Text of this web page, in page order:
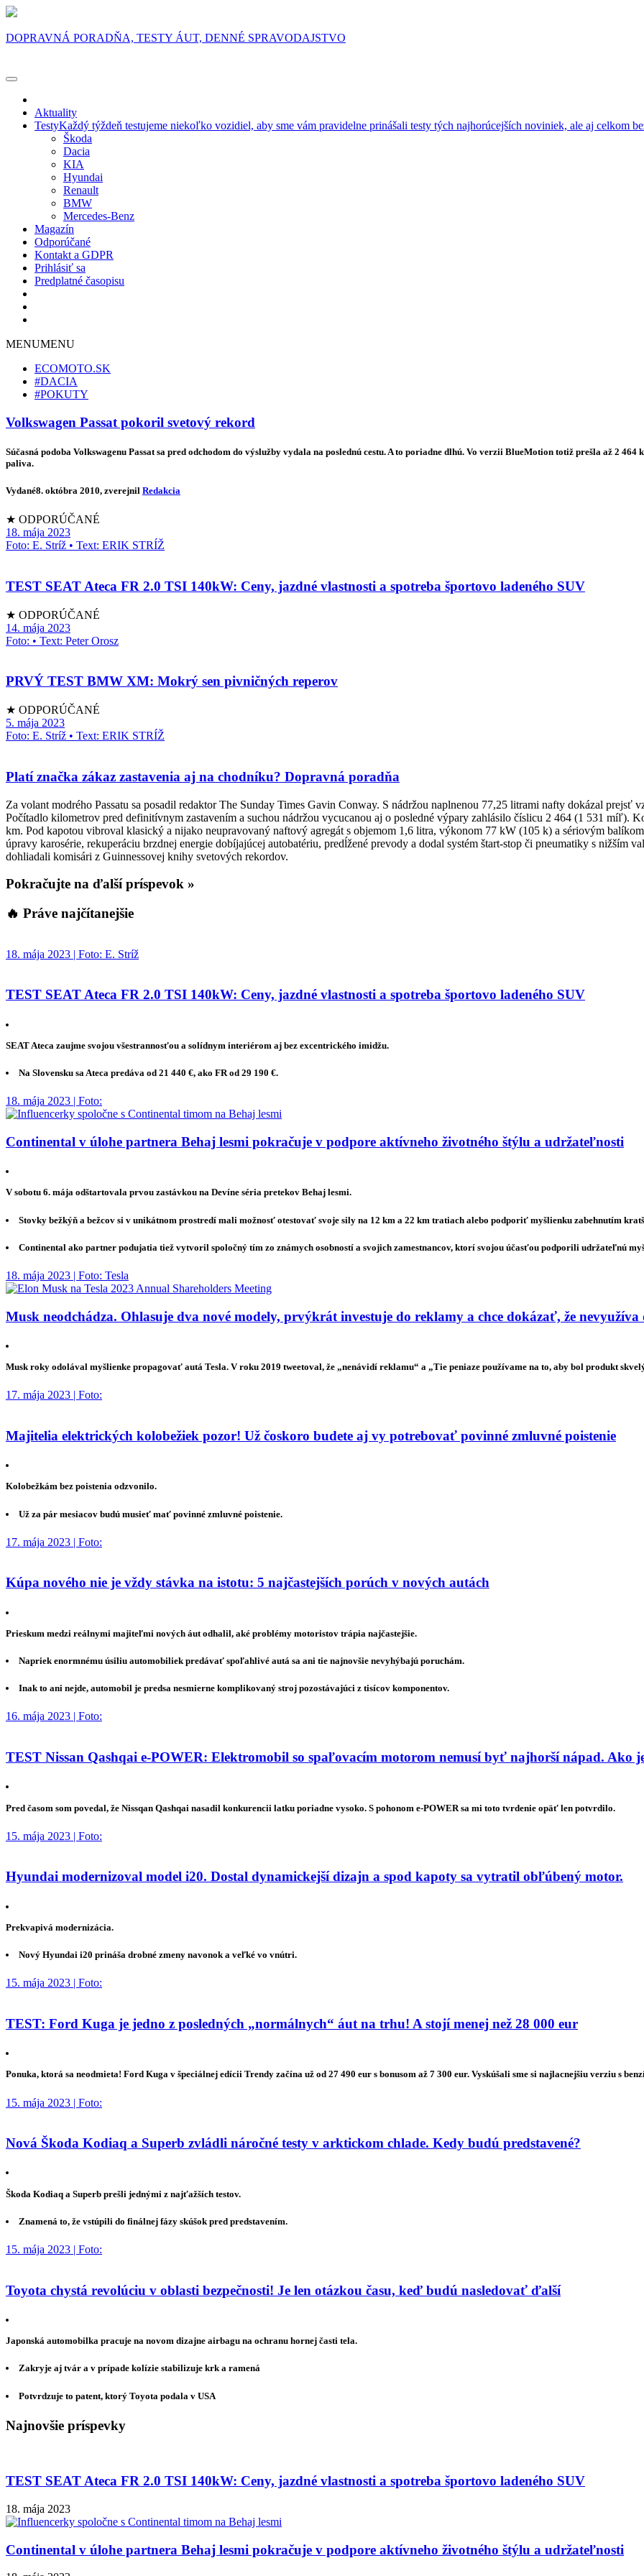
DOPRAVNÁ PORADŇA, TESTY ÁUT, DENNÉ SPRAVODAJSTVO
Aktuality
TestyKaždý týždeň testujeme niekoľko vozidiel, aby sme vám pravidelne prinášali testy tých najhorúcejších noviniek, ale aj celkom
Škoda
Dacia
KIA
Hyundai
Renault
BMW
Mercedes-Benz
Magazín
Odporúčané
Kontakt a GDPR
Prihlásiť sa
Predplatné časopisu
MENUMENU
ECOMOTO.SK
#DACIA
#POKUTY
Volkswagen Passat pokoril svetový rekord
Súčasná podoba Volkswagenu Passat sa pred odchodom do výslužby vydala na poslednú cestu. A to poriadne dlhú. Vo verzii BlueMotion totiž prešla až 2
paliva.
Vydané8. októbra 2010, zverejnil Redakcia
★ ODPORÚČANÉ
18. mája 2023
Foto: E. Stríž • Text: ERIK STRÍŽ
TEST SEAT Ateca FR 2.0 TSI 140kW: Ceny, jazdné vlastnosti a spotreba športovo ladeného SUV
★ ODPORÚČANÉ
14. mája 2023
Foto: • Text: Peter Orosz
PRVÝ TEST BMW XM: Mokrý sen pivničných reperov
★ ODPORÚČANÉ
5. mája 2023
Foto: E. Stríž • Text: ERIK STRÍŽ
Platí značka zákaz zastavenia aj na chodníku? Dopravná poradňa
Za volant modrého Passatu sa posadil redaktor The Sunday Times Gavin Conway. S nádržou naplnenou 77,25 litrami nafty dokázal prejsť
Počítadlo kilometrov pred definitívnym zastavením a suchou nádržou vycucanou aj o posledné výpary zahlásilo číslicu 2 464 (1 531 míľ).
km. Pod kapotou vibroval klasický a nijako neupravovaný naftový agregát s objemom 1,6 litra, výkonom 77 kW (105 k) a sériovým
úpravy karosérie, rekuperáciu brzdnej energie dobíjajúcej autobatériu, predĺžené prevody a dodal systém štart-stop či pneumatiky s nižším
dohliadali komisári z Guinnessovej knihy svetových rekordov.
Pokračujte na ďalší príspevok »
🔥 Práve najčítanejšie
18. mája 2023 | Foto: E. Stríž
TEST SEAT Ateca FR 2.0 TSI 140kW: Ceny, jazdné vlastnosti a spotreba športovo ladeného SUV
SEAT Ateca zaujme svojou všestrannosťou a solídnym interiérom aj bez excentrického imidžu.
Na Slovensku sa Ateca predáva od 21 440 €, ako FR od 29 190 €.
18. mája 2023 | Foto:
Continental v úlohe partnera Behaj lesmi pokračuje v podpore aktívneho životného štýlu a udržateľnosti
V sobotu 6. mája odštartovala prvou zastávkou na Devíne séria pretekov Behaj lesmi.
Stovky bežkýň a bežcov si v unikátnom prostredí mali možnosť otestovať svoje sily na 12 km a 22 km tratiach alebo podporiť myšlienku zabehnutím
Continental ako partner podujatia tiež vytvoril spoločný tím zo známych osobností a svojich zamestnancov, ktorí svojou účasťou podporili udržateľnú
18. mája 2023 | Foto: Tesla
Musk neodchádza. Ohlasuje dva nové modely, prvýkrát investuje do reklamy a chce dokázať, že nevyužíva
Musk roky odolával myšlienke propagovať autá Tesla. V roku 2019 tweetoval, že „nenávidí reklamu“ a „Tie peniaze používame na to, aby bol produkt
17. mája 2023 | Foto:
Majitelia elektrických kolobežiek pozor! Už čoskoro budete aj vy potrebovať povinné zmluvné poistenie
Kolobežkám bez poistenia odzvonilo.
Už za pár mesiacov budú musieť mať povinné zmluvné poistenie.
17. mája 2023 | Foto:
Kúpa nového nie je vždy stávka na istotu: 5 najčastejších porúch v nových autách
Prieskum medzi reálnymi majiteľmi nových áut odhalil, aké problémy motoristov trápia najčastejšie.
Napriek enormnému úsiliu automobiliek predávať spoľahlivé autá sa ani tie najnovšie nevyhýbajú poruchám.
Inak to ani nejde, automobil je predsa nesmierne komplikovaný stroj pozostávajúci z tisícov komponentov.
16. mája 2023 | Foto:
TEST Nissan Qashqai e-POWER: Elektromobil so spaľovacím motorom nemusí byť najhorší nápad. Ako
Pred časom som povedal, že Nissqan Qashqai nasadil konkurencii latku poriadne vysoko. S pohonom e-POWER sa mi toto tvrdenie opäť len potvrdilo.
15. mája 2023 | Foto:
Hyundai modernizoval model i20. Dostal dynamickejší dizajn a spod kapoty sa vytratil obľúbený motor.
Prekvapivá modernizácia.
Nový Hyundai i20 prináša drobné zmeny navonok a veľké vo vnútri.
15. mája 2023 | Foto:
TEST: Ford Kuga je jedno z posledných „normálnych“ áut na trhu! A stojí menej než 28 000 eur
Ponuka, ktorá sa neodmieta! Ford Kuga v špeciálnej edícii Trendy začína už od 27 490 eur s bonusom až 7 300 eur. Vyskúšali sme si najlacnejšiu verziu s
15. mája 2023 | Foto:
Nová Škoda Kodiaq a Superb zvládli náročné testy v arktickom chlade. Kedy budú predstavené?
Škoda Kodiaq a Superb prešli jednými z najťažších testov.
Znamená to, že vstúpili do finálnej fázy skúšok pred predstavením.
15. mája 2023 | Foto:
Toyota chystá revolúciu v oblasti bezpečnosti! Je len otázkou času, keď budú nasledovať ďalší
Japonská automobilka pracuje na novom dizajne airbagu na ochranu hornej časti tela.
Zakryje aj tvár a v prípade kolízie stabilizuje krk a ramená
Potvrdzuje to patent, ktorý Toyota podala v USA
Najnovšie príspevky
TEST SEAT Ateca FR 2.0 TSI 140kW: Ceny, jazdné vlastnosti a spotreba športovo ladeného SUV
18. mája 2023
Continental v úlohe partnera Behaj lesmi pokračuje v podpore aktívneho životného štýlu a udržateľnosti